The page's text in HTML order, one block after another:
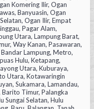
Komering Ilir, Ogan
Banyuasin, Ogan
Ogan Ilir, Empat
Pagar Alam,
Utara, Lampung Barat,
Way Kanan, Pasawaran,
Lampung, Metro,
Hulu, Ketapang,
Utara, Kuburaya,
Utara, Kotawaringin
Sukamara, Lamandau,
Barito Timur, Palangka
Sungai Selatan, Hulu